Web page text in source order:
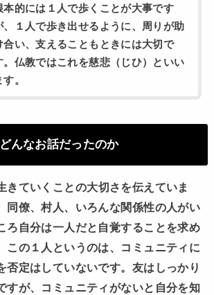
本的には１人で歩くことが大事です
、１人で歩き出せるように、周りが助
合い、支えることもときには大切で
。仏教ではこれを慈悲（じひ）といい
す。
どんなお話だったのか
きていくことの大切さを伝えていま
同僚、村人、いろんな関係性の人がい
ろ自分は一人だと自覚することを求め
この１人というのは、コミュニティに
否定はしていないです。友はしっかり
すが、コミュニティがないと自分を知